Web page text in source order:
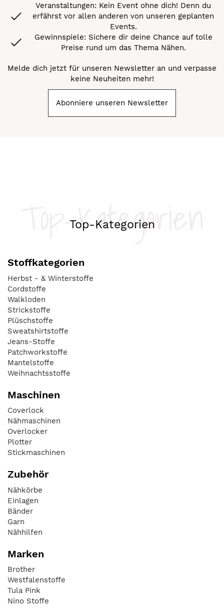
Veranstaltungen: Kein Event ohne dich! Denn du
erfährst vor allen anderen von unseren geplanten
Events.
Gewinnspiele: Sichere dir deine Chance auf tolle
Preise rund um das Thema Nähen.
Melde dich jetzt für unseren Newsletter an und verpasse
keine Neuheiten mehr!
Abonniere unseren Newsletter
Top-Kategorien
Top-Kategorien
Stoffkategorien
Herbst - & Winterstoffe
Cordstoffe
Walkloden
Strickstoffe
Plüschstoffe
Sweatshirtstoffe
Jeans-Stoffe
Patchworkstoffe
Mantelstoffe
Weihnachtsstoffe
Maschinen
Coverlock
Nähmaschinen
Overlocker
Plotter
Stickmaschinen
Zubehör
Nähkörbe
Einlagen
Bänder
Garn
Nähhilfen
Marken
Brother
Westfalenstoffe
Tula Pink
Nino Stoffe